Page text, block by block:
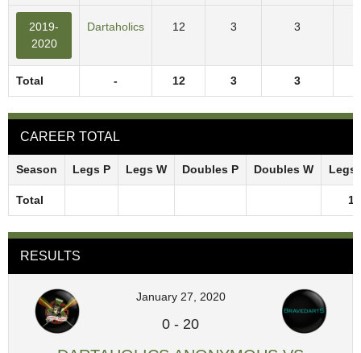
2019-
2020
Dartaholics 12 3 3
Total - 12 3 3
CAREER TOTAL
Season Legs P Legs W Doubles P Doubles W Legs
Total 19
RESULTS
January 27, 2020
0 - 20